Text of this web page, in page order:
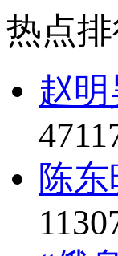
热点
赵
陈